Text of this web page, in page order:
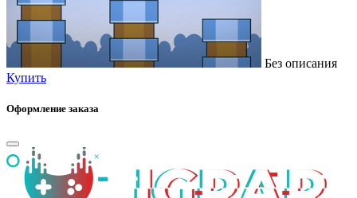
Без описания
Купить
Оформление заказа